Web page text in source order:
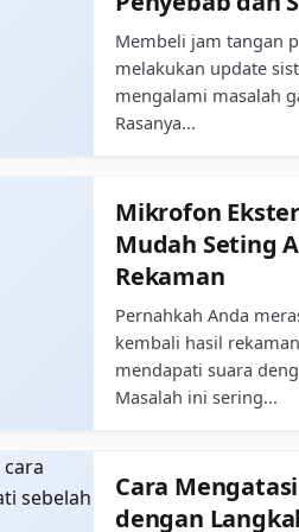
Membeli jam tangan
melakukan update
mengalami masalah
Rasanya...
Mikrofon
Mudah Seting
Rekaman
Pernahkah Anda
kembali hasil
mendapati suara
Masalah ini sering...
Cara
dengan